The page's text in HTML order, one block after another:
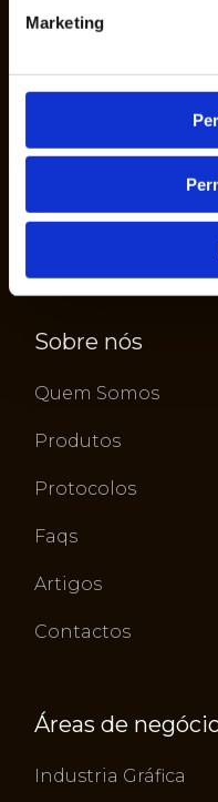
Marketing
A Empresa Ruy de
fundada em 1950
seu nome, como
Sobre nós
Quem Somos
Produtos
Protocolos
Faqs
Artigos
Contactos
Áreas de
Industria Gráfica